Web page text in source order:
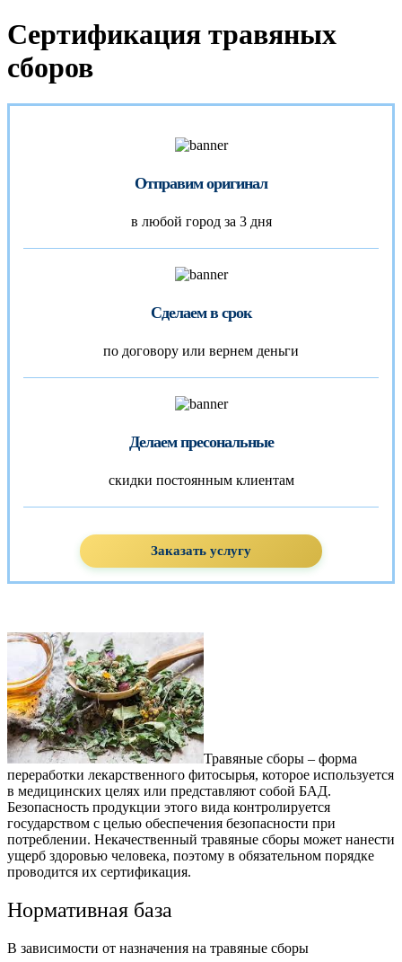
Сертификация травяных
сборов
Отправим оригинал
в любой город за 3 дня
Сделаем в срок
по договору или вернем деньги
Делаем пресональные
скидки постоянным клиентам
Заказать услугу
Травяные сборы – форма
переработки лекарственного фитосырья, которое используется
в медицинских целях или представляют собой БАД.
Безопасность продукции этого вида контролируется
государством с целью обеспечения безопасности при
потреблении. Некачественный травяные сборы может нанести
ущерб здоровью человека, поэтому в обязательном порядке
проводится их сертификация.
Нормативная база
В зависимости от назначения на травяные сборы